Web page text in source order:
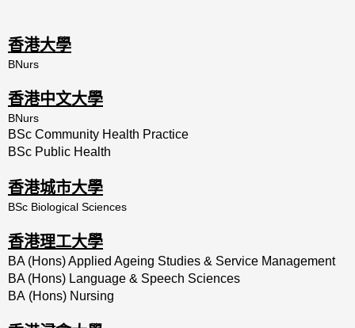
香港大學
BNurs
香港中文大學
BNurs
BSc Community Health Practice
BSc Public Health
香港城市大學
BSc Biological Sciences
香港理工大學
BA (Hons) Applied Ageing Studies & Service Management
BA (Hons) Language & Speech Sciences
BA (Hons) Nursing